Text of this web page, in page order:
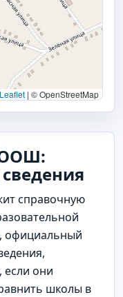
Leaflet | © OpenStreetMap
ООШ:
справочную
официальный
они
школы в